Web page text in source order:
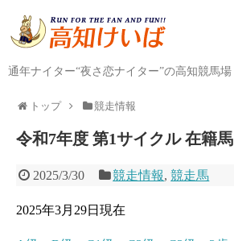
通年ナイター“夜さ恋ナイター”の高知競馬場
トップ 競走情報
令和7年度 第1サイクル 在籍馬
2025/3/30 競走情報,競走馬
2025年3月29日現在